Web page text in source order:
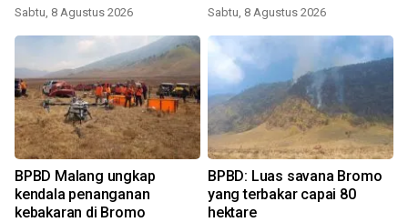
Sabtu, 8 Agustus 2026 Sabtu, 8 Agustus 2026
BPBD Malang ungkap
kendala penanganan
kebakaran di Bromo
BPBD: Luas savana Bromo
yang terbakar capai 80
hektare